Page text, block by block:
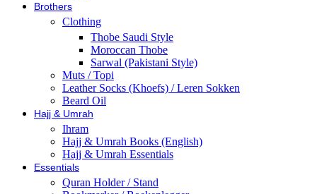
Brothers
Clothing
Thobe Saudi Style
Moroccan Thobe
Sarwal (Pakistani Style)
Muts / Topi
Leather Socks (Khoefs) / Leren Sokken
Beard Oil
Hajj & Umrah
Ihram
Hajj & Umrah Books (English)
Hajj & Umrah Essentials
Essentials
Quran Holder / Stand